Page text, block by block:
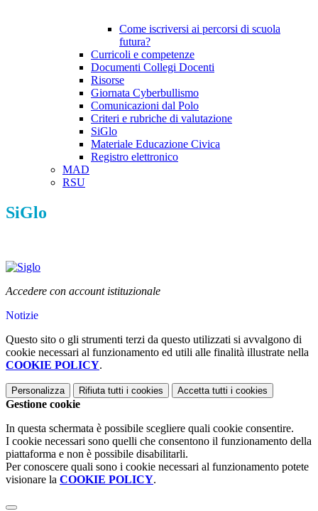
Come iscriversi ai percorsi di scuola
futura?
Curricoli e competenze
Documenti Collegi Docenti
Risorse
Giornata Cyberbullismo
Comunicazioni dal Polo
Criteri e rubriche di valutazione
SiGlo
Materiale Educazione Civica
Registro elettronico
MAD
RSU
SiGlo
Accedere con account istituzionale
Notizie
Questo sito o gli strumenti terzi da questo utilizzati si avvalgono di
cookie necessari al funzionamento ed utili alle finalità illustrate nella
COOKIE POLICY.
Personalizza Rifiuta tutti i cookies Accetta tutti i cookies
Gestione cookie
In questa schermata è possibile scegliere quali cookie consentire.
I cookie necessari sono quelli che consentono il funzionamento della
piattaforma e non è possibile disabilitarli.
Per conoscere quali sono i cookie necessari al funzionamento potete
visionare la COOKIE POLICY.